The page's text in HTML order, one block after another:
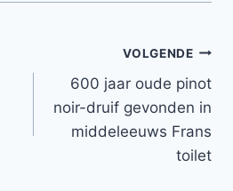
VOLGENDE
600 jaar oude pinot
noir-druif gevonden in
middeleeuws Frans
toilet